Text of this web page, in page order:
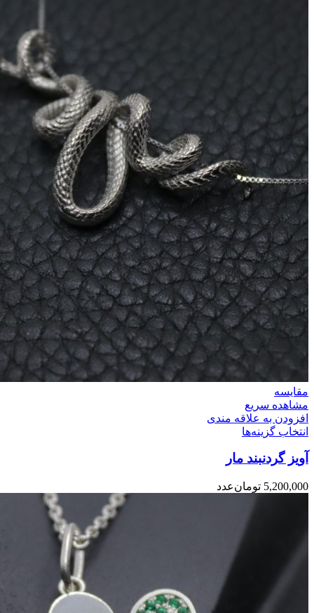
مقایسه
مشاهده سریع
افزودن به علاقه مندی
انتخاب گزینه‌ها
آویز گردنبند مار
5,200,000 تومانعدد